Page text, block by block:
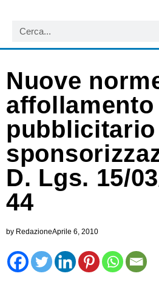
Nuove
affollamento
pubblicitario
D. Lgs. 15/
44
by RedazioneAprile 6, 2010